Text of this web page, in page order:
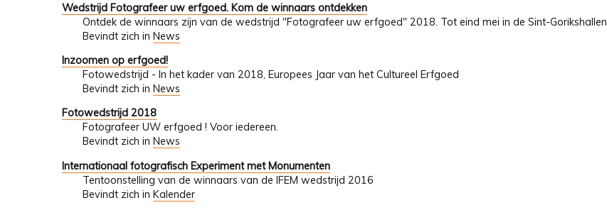
Wedstrijd Fotografeer uw erfgoed. Kom de winnaars ontdekken
Ontdek de winnaars zijn van de wedstrijd "Fotografeer uw erfgoed" 2018. Tot eind mei in de Sint-Gorikshallen.
Bevindt zich in News
Inzoomen op erfgoed!
Fotowedstrijd - In het kader van 2018, Europees Jaar van het Cultureel Erfgoed
Bevindt zich in News
Fotowedstrijd 2018
Fotografeer UW erfgoed ! Voor iedereen.
Bevindt zich in News
Internationaal fotografisch Experiment met Monumenten
Tentoonstelling van de winnaars van de IFEM wedstrijd 2016
Bevindt zich in Kalender